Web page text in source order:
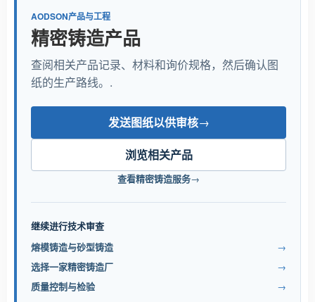
AODSON产品与工程
精密铸造产品
查阅相关产品记录、材料和询价规格，然后确认图
纸的生产路线。.
发送图纸以供审核→
浏览相关产品
查看精密铸造服务→
继续进行技术审查
熔模铸造与砂型铸造
→
选择一家精密铸造厂
→
质量控制与检验
→